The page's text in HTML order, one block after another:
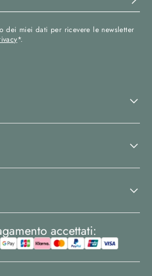
dei miei dati per ricevere le newsletter
*.
accettati: